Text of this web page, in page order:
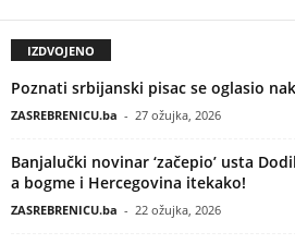
IZDVOJENO
Poznati srbijanski pisac se oglasio
ZASREBRENICU.ba - 27 ožujka, 2026
Banjalučki novinar ‘začepio’ usta
a bogme i Hercegovina itekako!
ZASREBRENICU.ba - 22 ožujka, 2026